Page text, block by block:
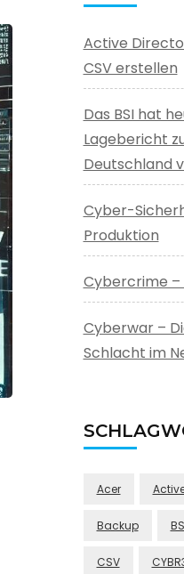
Active
CSV erstellen
Das BSI hat
Lagebericht
Deutschland
Cyber-
Produktion
Cybercrime
Cyberwar –
Schlacht im
Acer
Backup
CSV